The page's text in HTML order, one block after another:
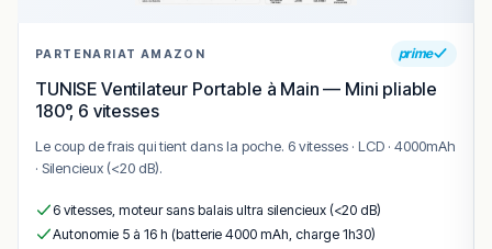
Peut-on emporter les plats ?
Quels sont les horaires ?
Où se trouve Chez Anne et Thierry ?
PARTENARIAT AMAZON prime
TUNISE Ventilateur Portable à Main — Mini pliable
180°, 6 vitesses
Le coup de frais qui tient dans la poche. 6 vitesses · LCD · 4000mAh
· Silencieux (<20 dB).
6 vitesses, moteur sans balais ultra silencieux (<20 dB)
Autonomie 5 à 16 h (batterie 4000 mAh, charge 1h30)